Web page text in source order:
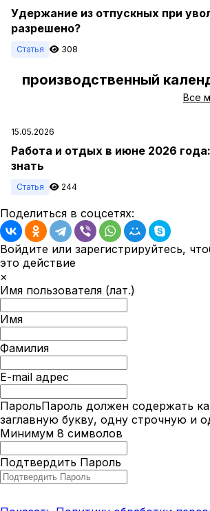
Удержание из отпускных при
разрешено?
Статья 308
производственный
Все
15.05.2026
Работа и отдых в июне 2026
знать
Статья 244
Поделиться в соцсетях:
Войдите или зарегистрируйтесь,
это действие
×
Имя пользователя (лат.)
Имя
Фамилия
E-mail адрес
ПарольПароль должен содержать
заглавную букву, одну строчную и
Минимум 8 символов
Подтвердить Пароль